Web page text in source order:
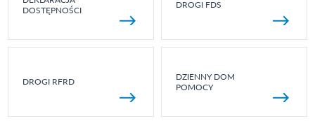
DOSTĘPNOŚCI
DROGI FDS
DROGI RFRD
DZIENNY DOM
POMOCY